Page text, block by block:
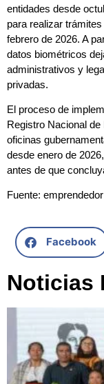
entidades desde
para realizar
febrero de 2026. A
datos biométricos
administrativos y
privadas.
El proceso de
Registro Nacional
oficinas
desde enero de
antes de que
Fuente: emprendedor
Facebook
Noticias